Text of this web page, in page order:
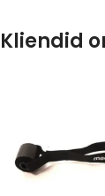
Kliendid